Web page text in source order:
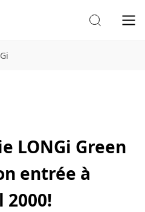
LONGi Green
entrée à
2000!